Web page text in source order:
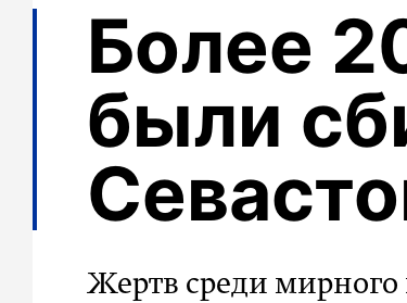
Более
были
Жертв среди мирного